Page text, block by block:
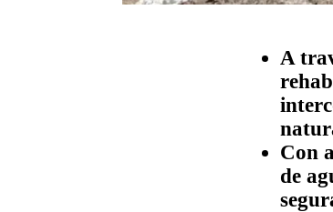
A
Con
de